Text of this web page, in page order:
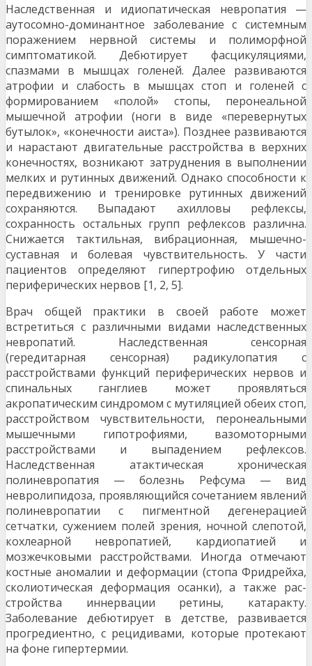
Наследственная и идиопатическая невропатия —
аутосомно-доминантное заболевание с системным
по­ражением нервной системы и полиморфной
симптома­тикой. Дебютирует фасцикуляциями,
спазмами в мыш­цах голеней. Далее развиваются
атрофии и слабость в мышцах стоп и голеней с
формированием «полой» стопы, перонеальной
мышечной атрофии (ноги в виде «перевер­нутых
бутылок», «конечности аиста»). Позднее разви­ваются
и нарастают двигательные расстройства в верх­них
конечностях, возникают затруднения в выполнении
мелких и рутинных движений. Однако способности к
пе­редвижению и тренировке рутинных движений
сохра­няются. Выпадают ахилловы рефлексы,
сохранность остальных групп рефлексов различна.
Снижается так­тильная, вибрационная, мышечно-
суставная и болевая чувствительность. У части
пациентов определяют гипер­трофию отдельных
периферических нервов [1, 2, 5].
Врач общей практики в своей работе может
встретить­ся с различными видами наследственных
невропатий. На­следственная сенсорная
(гередитарная сенсорная) радикулопатия с
расстройствами функций периферических нервов и
спинальных ганглиев может проявляться
акропатическим синдромом с мутиляцией обеих стоп,
расстрой­ством чувствительности, перонеальными
мышечными гипотрофиями, вазомоторными
расстройствами и выпаде­нием рефлексов.
Наследственная атактическая хрониче­ская
полиневропатия — болезнь Рефсума — вид
невролипидоза, проявляющийся сочетанием явлений
полиневропа­тии с пигментной дегенерацией
сетчатки, сужением полей зрения, ночной слепотой,
кохлеарной невропатией, кардиопатией и
мозжечковыми расстройствами. Иногда от­мечают
костные аномалии и деформации (стопа Фридрейха,
сколиотическая деформация осанки), а также рас­
стройства иннервации ретины, катаракту.
Заболевание дебютирует в детстве, развивается
прогредиентно, с ре­цидивами, которые протекают
на фоне гипертермии.